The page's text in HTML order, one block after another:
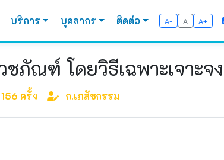
บริการ บุคลากร ติดต่อ A- A A+
ภัณฑ์ โดยวิธีเฉพาะเจาะจง
156 ครั้ง ก.เภสัชกรรม